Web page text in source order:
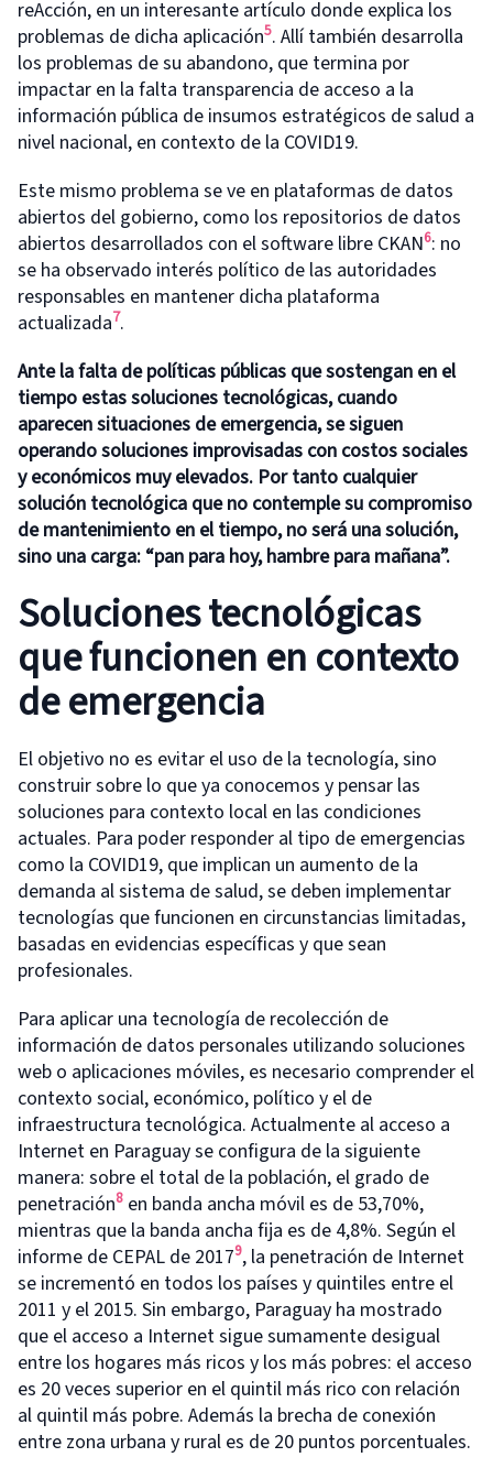
reAcción, en un interesante artículo donde explica los
problemas de dicha aplicación5. Allí también desarrolla
los problemas de su abandono, que termina por
impactar en la falta transparencia de acceso a la
información pública de insumos estratégicos de salud a
nivel nacional, en contexto de la COVID19.
Este mismo problema se ve en plataformas de datos
abiertos del gobierno, como los repositorios de datos
abiertos desarrollados con el software libre CKAN6: no
se ha observado interés político de las autoridades
responsables en mantener dicha plataforma
actualizada7.
Ante la falta de políticas públicas que sostengan en el
tiempo estas soluciones tecnológicas, cuando
aparecen situaciones de emergencia, se siguen
operando soluciones improvisadas con costos sociales
y económicos muy elevados. Por tanto cualquier
solución tecnológica que no contemple su compromiso
de mantenimiento en el tiempo, no será una solución,
sino una carga: “pan para hoy, hambre para mañana”.
Soluciones tecnológicas
que funcionen en contexto
de emergencia
El objetivo no es evitar el uso de la tecnología, sino
construir sobre lo que ya conocemos y pensar las
soluciones para contexto local en las condiciones
actuales. Para poder responder al tipo de emergencias
como la COVID19, que implican un aumento de la
demanda al sistema de salud, se deben implementar
tecnologías que funcionen en circunstancias limitadas,
basadas en evidencias específicas y que sean
profesionales.
Para aplicar una tecnología de recolección de
información de datos personales utilizando soluciones
web o aplicaciones móviles, es necesario comprender el
contexto social, económico, político y el de
infraestructura tecnológica. Actualmente al acceso a
Internet en Paraguay se configura de la siguiente
manera: sobre el total de la población, el grado de
penetración8 en banda ancha móvil es de 53,70%,
mientras que la banda ancha fija es de 4,8%. Según el
informe de CEPAL de 20179, la penetración de Internet
se incrementó en todos los países y quintiles entre el
2011 y el 2015. Sin embargo, Paraguay ha mostrado
que el acceso a Internet sigue sumamente desigual
entre los hogares más ricos y los más pobres: el acceso
es 20 veces superior en el quintil más rico con relación
al quintil más pobre. Además la brecha de conexión
entre zona urbana y rural es de 20 puntos porcentuales.